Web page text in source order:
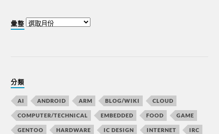
彙整
分類
AI ANDROID ARM BLOG/WIKI CLOUD
COMPUTER/TECHNICAL EMBEDDED FOOD GAME
GENTOO HARDWARE IC DESIGN INTERNET IRC